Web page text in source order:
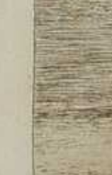
comportaria, les
l’anunci aparegut
se’n podien
poesis” (“la poesia
propósito para sus
presenta
por la cual
L’autor del text,